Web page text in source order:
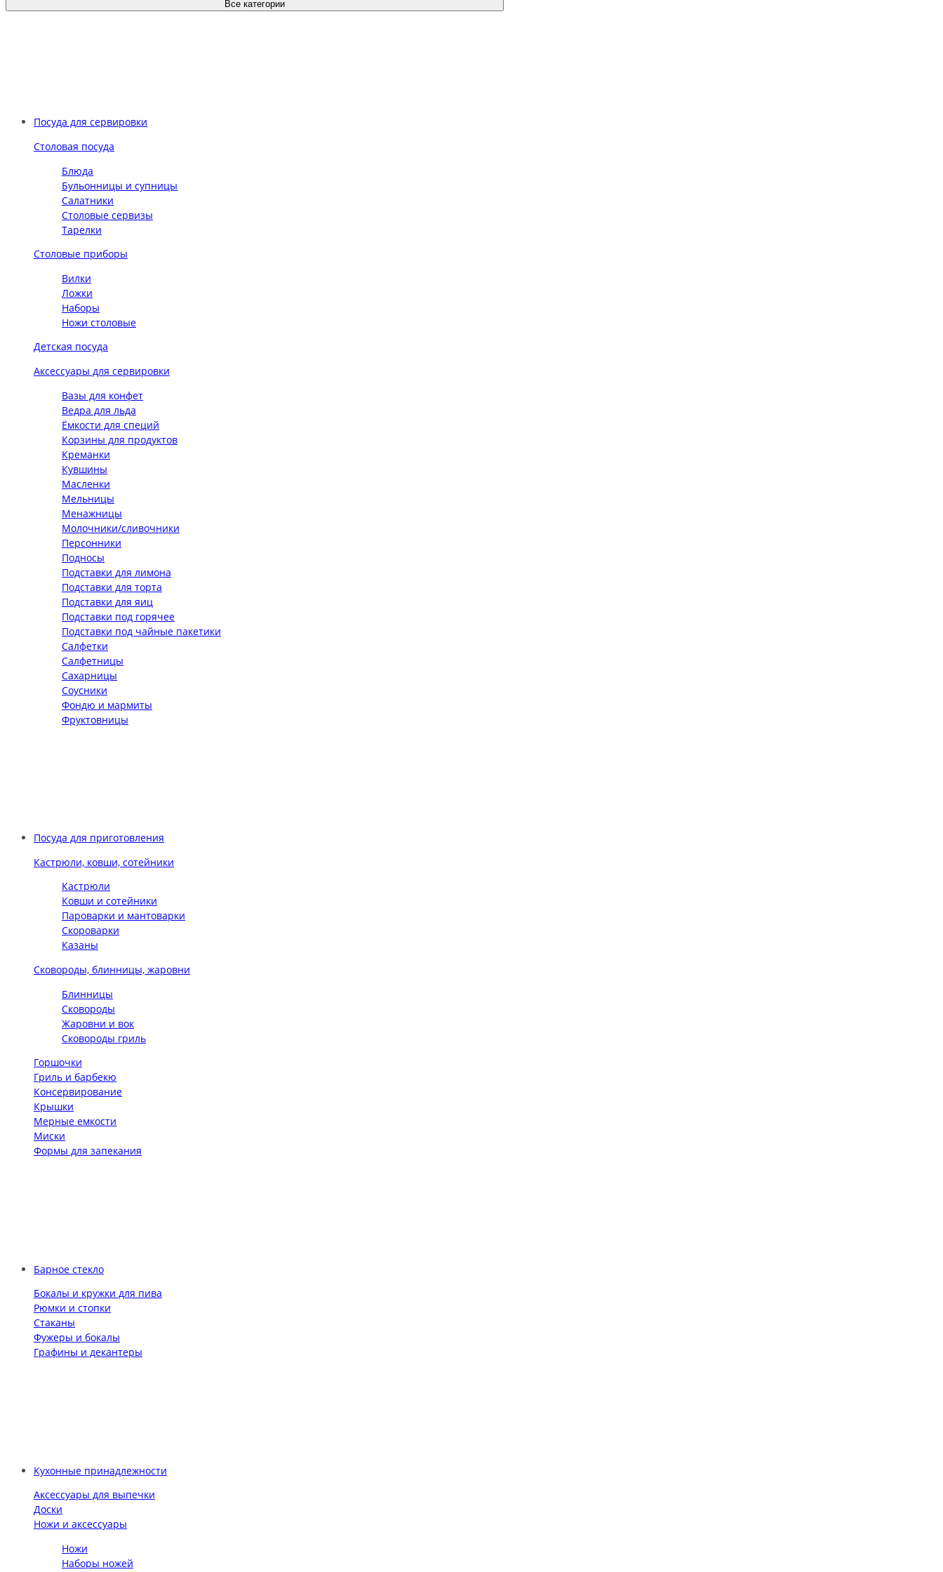
Все категории
Посуда для сервировки
Столовая посуда
Блюда
Бульонницы и супницы
Салатники
Столовые сервизы
Тарелки
Столовые приборы
Вилки
Ложки
Наборы
Ножи столовые
Детская посуда
Аксессуары для сервировки
Вазы для конфет
Ведра для льда
Ёмкости для специй
Корзины для продуктов
Креманки
Кувшины
Масленки
Мельницы
Менажницы
Молочники/сливочники
Персонники
Подносы
Подставки для лимона
Подставки для торта
Подставки для яиц
Подставки под горячее
Подставки под чайные пакетики
Салфетки
Салфетницы
Сахарницы
Соусники
Фондю и мармиты
Фруктовницы
Посуда для приготовления
Кастрюли, ковши, сотейники
Кастрюли
Ковши и сотейники
Пароварки и мантоварки
Скороварки
Казаны
Сковороды, блинницы, жаровни
Блинницы
Сковороды
Жаровни и вок
Сковороды гриль
Горшочки
Гриль и барбекю
Консервирование
Крышки
Мерные емкости
Миски
Формы для запекания
Барное стекло
Бокалы и кружки для пива
Рюмки и стопки
Стаканы
Фужеры и бокалы
Графины и декантеры
Кухонные принадлежности
Аксессуары для выпечки
Доски
Ножи и аксессуары
Ножи
Наборы ножей